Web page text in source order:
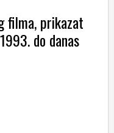
filma, prikazat
do danas